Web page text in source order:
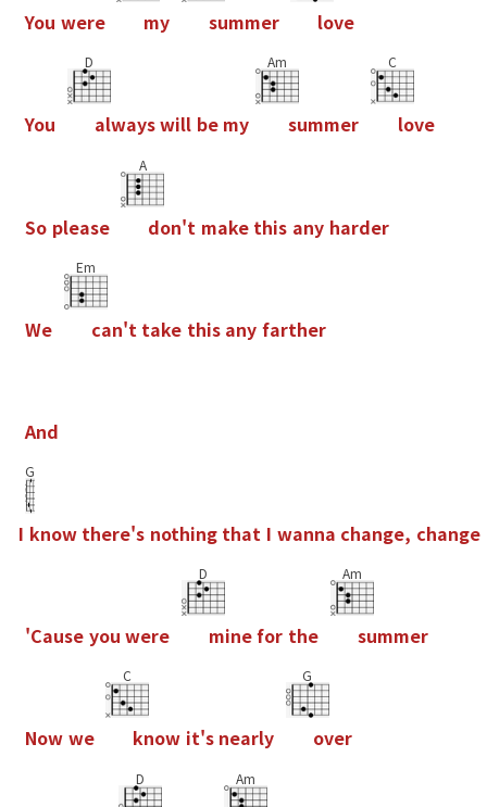
You were my summer love
You
D
alwayswill be my
Am
summer
C
love
So please
A
don't make this any harder
We
Em
can't take this any farther
And
G
I know there's nothing that I wanna change, change
'Cause you were
D
minefor the
Am
summer
Now we
C
know it's nearly
G
over
D Am